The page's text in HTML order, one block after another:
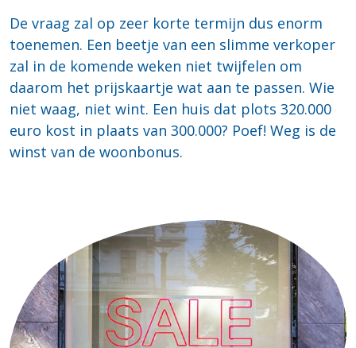
De vraag zal op zeer korte termijn dus enorm
toenemen. Een beetje van een slimme verkoper
zal in de komende weken niet twijfelen om
daarom het prijskaartje wat aan te passen. Wie
niet waag, niet wint. Een huis dat plots 320.000
euro kost in plaats van 300.000? Poef! Weg is de
winst van de woonbonus.